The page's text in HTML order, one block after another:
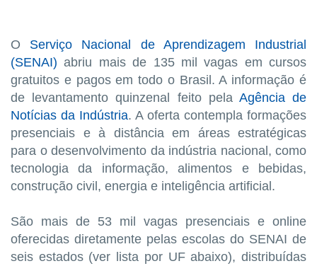
O Serviço Nacional de Aprendizagem Industrial
(SENAI) abriu mais de 135 mil vagas em cursos
gratuitos e pagos em todo o Brasil. A informação é
de levantamento quinzenal feito pela Agência de
Notícias da Indústria. A oferta contempla formações
presenciais e à distância em áreas estratégicas
para o desenvolvimento da indústria nacional, como
tecnologia da informação, alimentos e bebidas,
construção civil, energia e inteligência artificial.
São mais de 53 mil vagas presenciais e online
oferecidas diretamente pelas escolas do SENAI de
seis estados (ver lista por UF abaixo), distribuídas